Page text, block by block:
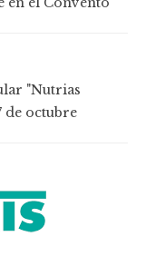
"Nutrias
de octubre